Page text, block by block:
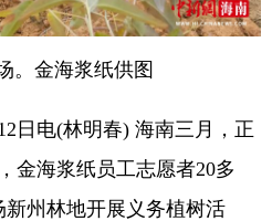
金海浆纸供图
电(林明春) 海南三月，正
金海浆纸员工志愿者20多
新州林地开展义务植树活